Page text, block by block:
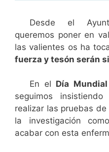
Desde el
queremos poner en
las valientes os ha
fuerza y tesón serán
En el Día
seguimos
realizar las pruebas
la investigación
acabar con esta